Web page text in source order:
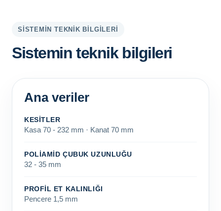
SISTEMIN TEKNIK BILGILERI
Sistemin teknik bilgileri
Ana veriler
KESITLER
Kasa 70 - 232 mm · Kanat 70 mm
POLIAMID ÇUBUK UZUNLUĞU
32 - 35 mm
PROFIL ET KALINLIĞI
Pencere 1,5 mm